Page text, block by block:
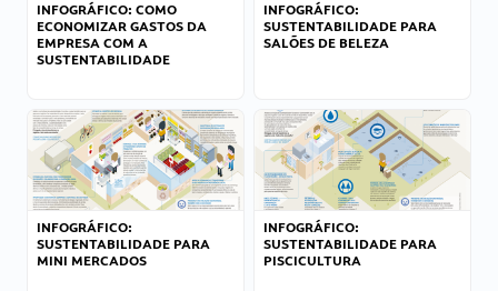
INFOGRÁFICO: COMO
ECONOMIZAR GASTOS DA
EMPRESA COM A
SUSTENTABILIDADE
INFOGRÁFICO:
SUSTENTABILIDADE PARA
SALÕES DE BELEZA
INFOGRÁFICO:
SUSTENTABILIDADE PARA
MINI MERCADOS
INFOGRÁFICO:
SUSTENTABILIDADE PARA
PISCICULTURA